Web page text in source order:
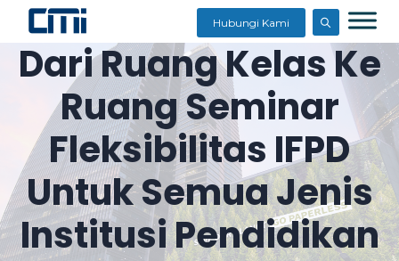
Hubungi Kami
Dari Ruang Kelas Ke
Ruang Seminar
Fleksibilitas IFPD
Untuk Semua Jenis
Institusi Pendidikan